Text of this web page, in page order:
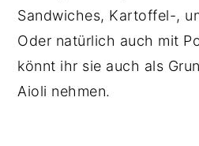
Sandwiches, Kartoffel-,
Oder natürlich auch mit
könnt ihr sie auch als
Aioli nehmen.